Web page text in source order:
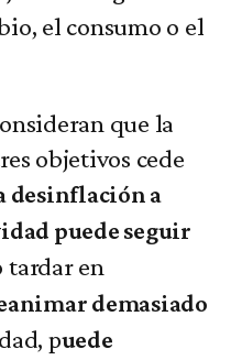
el consumo o el
que la
objetivos cede
desinflación a
puede seguir
tardar en
demasiado
puede